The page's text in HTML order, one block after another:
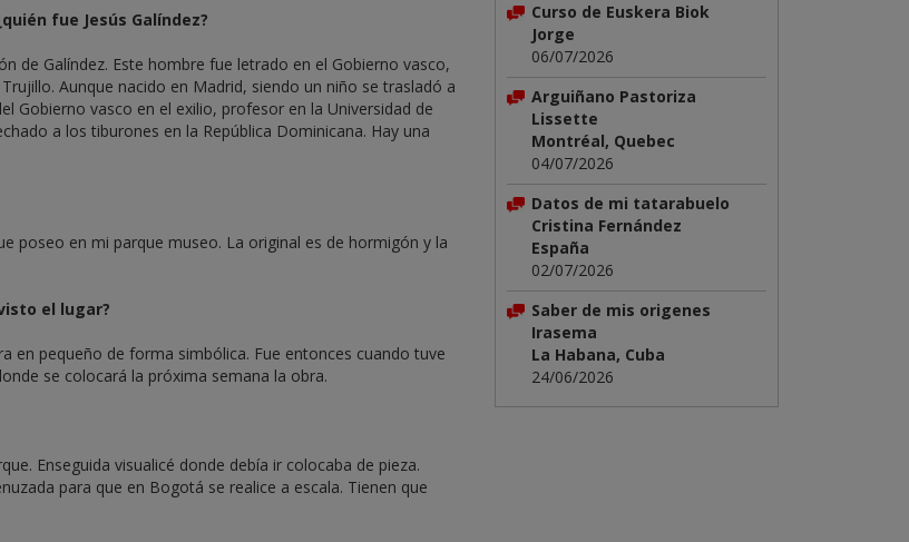
fue Jesús Galíndez?
de Galíndez. Este hombre fue letrado en el Gobierno vasco,
Aunque nacido en Madrid, siendo un niño se trasladó a
Gobierno vasco en el exilio, profesor en la Universidad de
a los tiburones en la República Dominicana. Hay una
poseo en mi parque museo. La original es de hormigón y la
el lugar?
en pequeño de forma simbólica. Fue entonces cuando tuve
se colocará la próxima semana la obra.
Enseguida visualicé donde debía ir colocaba de pieza.
para que en Bogotá se realice a escala. Tienen que
Curso de Euskera Biok
Jorge
06/07/2026
Arguiñano Pastoriza
Lissette
Montréal, Quebec
04/07/2026
Datos de mi tatarabuelo
Cristina Fernández
España
02/07/2026
Saber de mis origenes
Irasema
La Habana, Cuba
24/06/2026